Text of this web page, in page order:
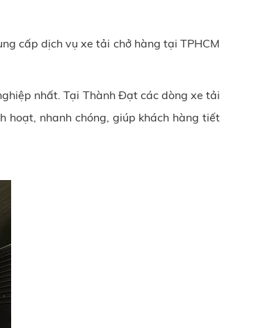
cấp dịch vụ xe tải chở hàng tại TPHCM
nhất. Tại Thành Đạt các dòng xe tải
hoạt, nhanh chóng, giúp khách hàng tiết